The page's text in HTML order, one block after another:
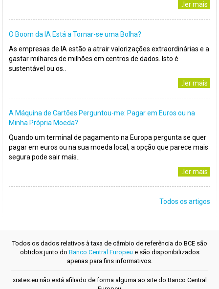
..ler mais
O Boom da IA Está a Tornar-se uma Bolha?
As empresas de IA estão a atrair valorizações extraordinárias e a
gastar milhares de milhões em centros de dados. Isto é
sustentável ou os..
..ler mais
A Máquina de Cartões Perguntou-me: Pagar em Euros ou na
Minha Própria Moeda?
Quando um terminal de pagamento na Europa pergunta se quer
pagar em euros ou na sua moeda local, a opção que parece mais
segura pode sair mais..
..ler mais
Todos os artigos
Todos os dados relativos à taxa de câmbio de referência do BCE são
obtidos junto do Banco Central Europeu e são disponibilizados
apenas para fins informativos.
xrates.eu não está afiliado de forma alguma ao site do Banco Central